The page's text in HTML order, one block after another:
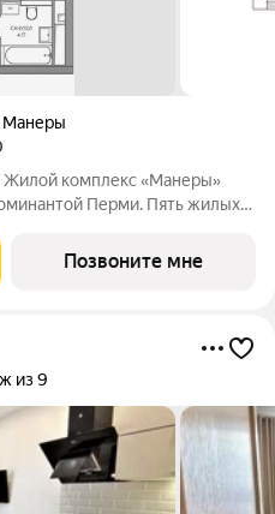
комплекс «Манеры»
Перми. Пять жилых
Проект открывает
Позвоните мне
из 9